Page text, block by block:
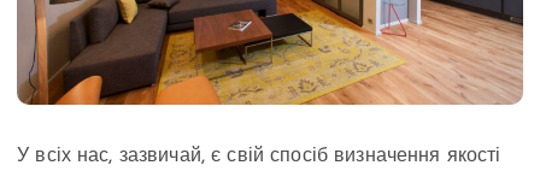
У всіх нас, зазвичай, є свій спосіб визначення якості